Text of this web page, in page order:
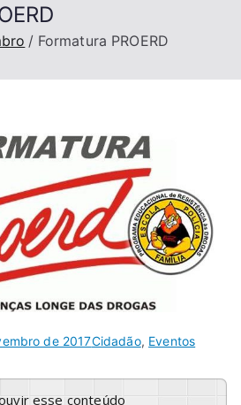
Formatura PROERD
de 2017Cidadão, Eventos
esse conteúdo